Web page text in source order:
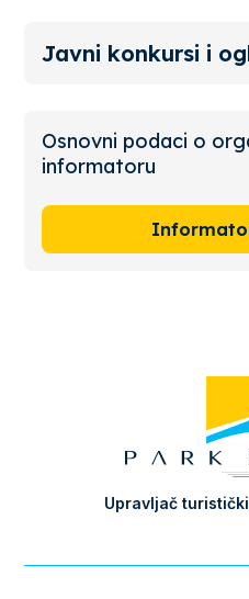
Javni konkursi i
Osnovni podaci o
informatoru
Upravljač